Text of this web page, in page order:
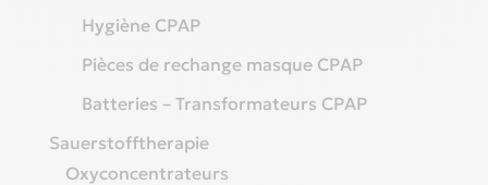
Hygiène CPAP
Pièces de rechange masque CPAP
Batteries – Transformateurs CPAP
Sauerstofftherapie
Oxyconcentrateurs